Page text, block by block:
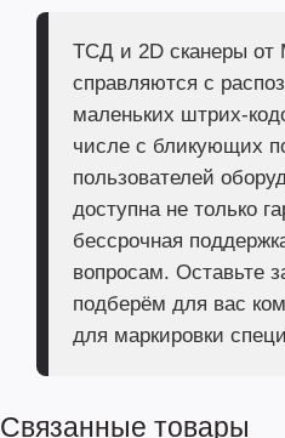
ТСД и 2D сканеры от
справляются с
маленьких штрих-
числе с бликующих
пользователей
доступна не только
бессрочная
вопросам. Оставьте
подберём для вас
для маркировки
Связанные товары